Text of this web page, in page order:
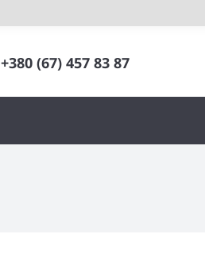
+380 (67) 457 83 87